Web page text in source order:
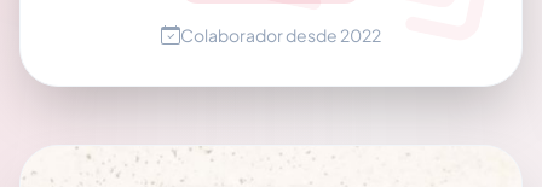
Colaborador desde 2022